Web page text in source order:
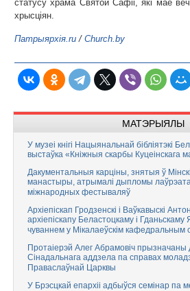
статусу храма Святой Сафіі, які мае
хрысціян.
Патрыярхія.ru / Church.by
МАТЭРЫЯЛЫ
У музеі кнігі Нацыянальнай бібліятэкі
выстаўка «Кніжныя скарбы Куцеінскага
Дакументальныя карціны, знятыя ў
манастыры, атрымалі дыпломы
міжнародных фестываляў
Архіепіскап Гродзенскі і Ваўкавыскі
архіепіскапу Беластоцкаму і
чуваннем у Мікалаеўскім кафедральным
Протаіерэй Алег Абрамовіч прызначаны
Сінадальнага аддзела па справах
Праваслаўнай Царквы
У Брэсцкай епархіі адбыўся семінар па